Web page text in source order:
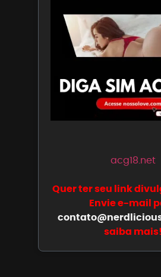
acg18.net
Quer ter seu link
Envie e-mail
saiba mais!